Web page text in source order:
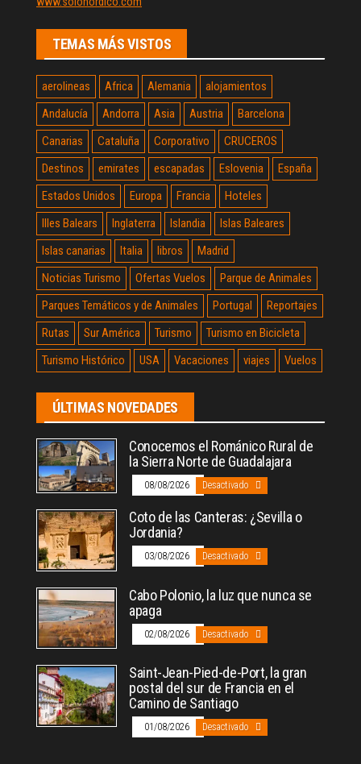
TEMAS MÁS VISTOS
aerolineas Africa Alemania
alojamientos
Andalucía
Andorra Asia Austria
Barcelona
Canarias
Cataluña Corporativo
CRUCEROS
Destinos
emirates escapadas Eslovenia
España
Estados Unidos
Europa Francia
Hoteles
Illes Balears
Inglaterra Islandia
Islas Baleares
Islas canarias
Italia libros
Madrid
Noticias Turismo
Ofertas Vuelos
Parque de Animales
Parques Temáticos y de Animales
Portugal
Reportajes
Rutas
Sur América Turismo
Turismo en Bicicleta
Turismo Histórico
USA Vacaciones viajes Vuelos
ÚLTIMAS NOVEDADES
Conocemos el Románico Rural de
la Sierra Norte de Guadalajara
08/08/2026 Desactivado
Coto de las Canteras: ¿Sevilla o
Jordania?
03/08/2026 Desactivado
Cabo Polonio, la luz que nunca se
apaga
02/08/2026 Desactivado
Saint-Jean-Pied-de-Port, la gran
postal del sur de Francia en el
Camino de Santiago
01/08/2026 Desactivado